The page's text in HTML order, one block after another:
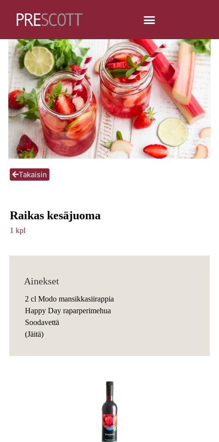
Takaisin
Raikas kesäjuoma
1 kpl
Ainekset
2 cl Modo mansikkasiirappia
Happy Day raparperimehua
Soodavettä
(Jäitä)